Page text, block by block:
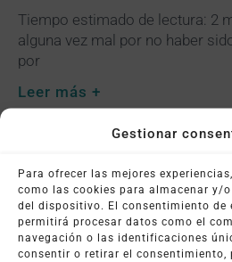
Gestionar
Para ofrecer las mejores
como las cookies para almacenar y/
del dispositivo. El consentimiento de
permitirá procesar datos como el
navegación o las identificaciones
consentir o retirar el consentimiento,
Tiempo estimado de lectura: 2
alguna vez mal por no haber
por
Leer más +